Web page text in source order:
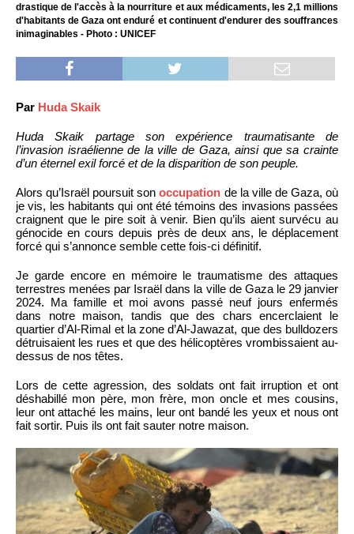
drastique de l'accès à la nourriture et aux médicaments, les 2,1 millions
d'habitants de Gaza ont enduré et continuent d'endurer des souffrances
inimaginables - Photo : UNICEF
Par Huda Skaik
Huda Skaik partage son expérience traumatisante de
l’invasion israélienne de la ville de Gaza, ainsi que sa crainte
d’un éternel exil forcé et de la disparition de son peuple.
Alors qu’Israël poursuit sonoccupation de la ville de Gaza, où
je vis, les habitants qui ont été témoins des invasions passées
craignent que le pire soit à venir. Bien qu’ils aient survécu au
génocide en cours depuis près de deux ans, le déplacement
forcé qui s’annonce semble cette fois-ci définitif.
Je garde encore en mémoire le traumatisme des attaques
terrestres menées par Israël dans la ville de Gaza le 29 janvier
2024. Ma famille et moi avons passé neuf jours enfermés
dans notre maison, tandis que des chars encerclaient le
quartier d’Al-Rimal et la zone d’Al-Jawazat, que des bulldozers
détruisaient les rues et que des hélicoptères vrombissaient au-
dessus de nos têtes.
Lors de cette agression, des soldats ont fait irruption et ont
déshabillé mon père, mon frère, mon oncle et mes cousins,
leur ont attaché les mains, leur ont bandé les yeux et nous ont
fait sortir. Puis ils ont fait sauter notre maison.